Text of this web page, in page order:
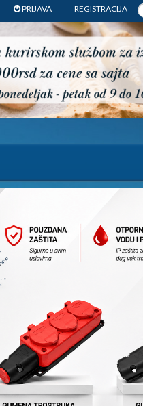
PRIJAVA REGISTRACIJA